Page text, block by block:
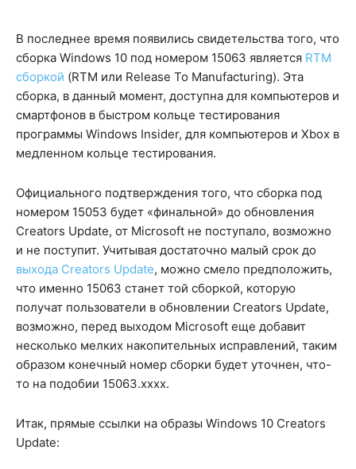
В последнее время появились свидетельства того, что
сборка Windows 10 под номером 15063 является RTM
сборкой (RTM или Release To Manufacturing). Эта
сборка, в данный момент, доступна для компьютеров и
смартфонов в быстром кольце тестирования
программы Windows Insider, для компьютеров и Xbox в
медленном кольце тестирования.
Официального подтверждения того, что сборка под
номером 15053 будет «финальной» до обновления
Creators Update, от Microsoft не поступало, возможно
и не поступит. Учитывая достаточно малый срок до
выхода Creators Update, можно смело предположить,
что именно 15063 станет той сборкой, которую
получат пользователи в обновлении Creators Update,
возможно, перед выходом Microsoft еще добавит
несколько мелких накопительных исправлений, таким
образом конечный номер сборки будет уточнен, что-
то на подобии 15063.хххх.
Итак, прямые ссылки на образы Windows 10 Creators
Update: